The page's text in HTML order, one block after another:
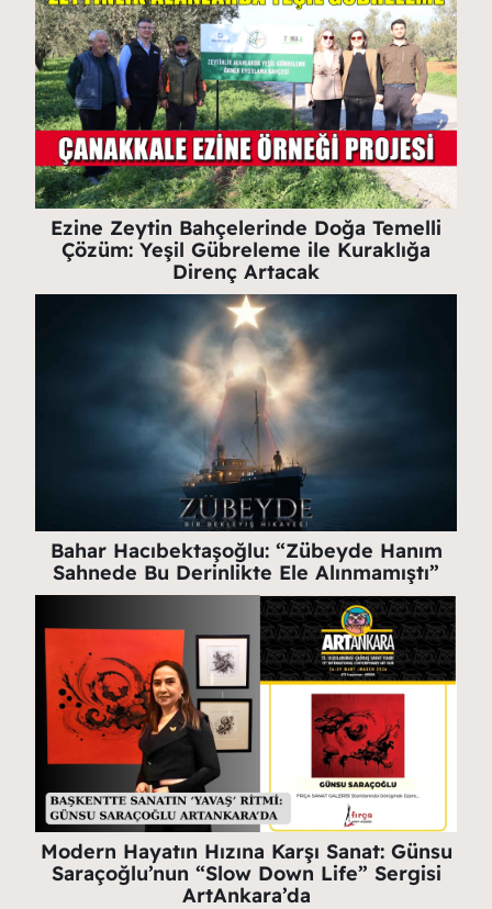
Ezine Zeytin Bahçelerinde Doğa Temelli
Çözüm: Yeşil Gübreleme ile Kuraklığa
Direnç Artacak
Bahar Hacıbektaşoğlu: “Zübeyde Hanım
Sahnede Bu Derinlikte Ele Alınmamıştı”
Modern Hayatın Hızına Karşı Sanat: Günsu
Saraçoğlu’nun “Slow Down Life” Sergisi
ArtAnkara’da